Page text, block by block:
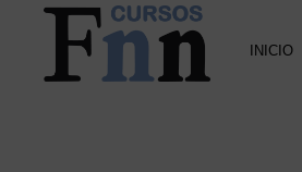
Saltar
Saltar
Saltar
INICIO